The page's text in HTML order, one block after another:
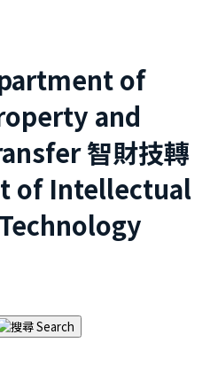
of
and
智財技轉
of Intellectual